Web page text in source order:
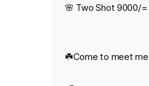
🌸 Two Shot 9000/
☘️Come to meet